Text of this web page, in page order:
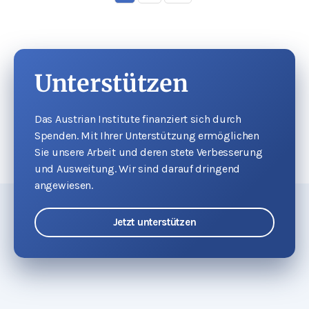
Unterstützen
Das Austrian Institute finanziert sich durch
Spenden. Mit Ihrer Unterstützung ermöglichen
Sie unsere Arbeit und deren stete Verbesserung
und Ausweitung. Wir sind darauf dringend
angewiesen.
Jetzt unterstützen